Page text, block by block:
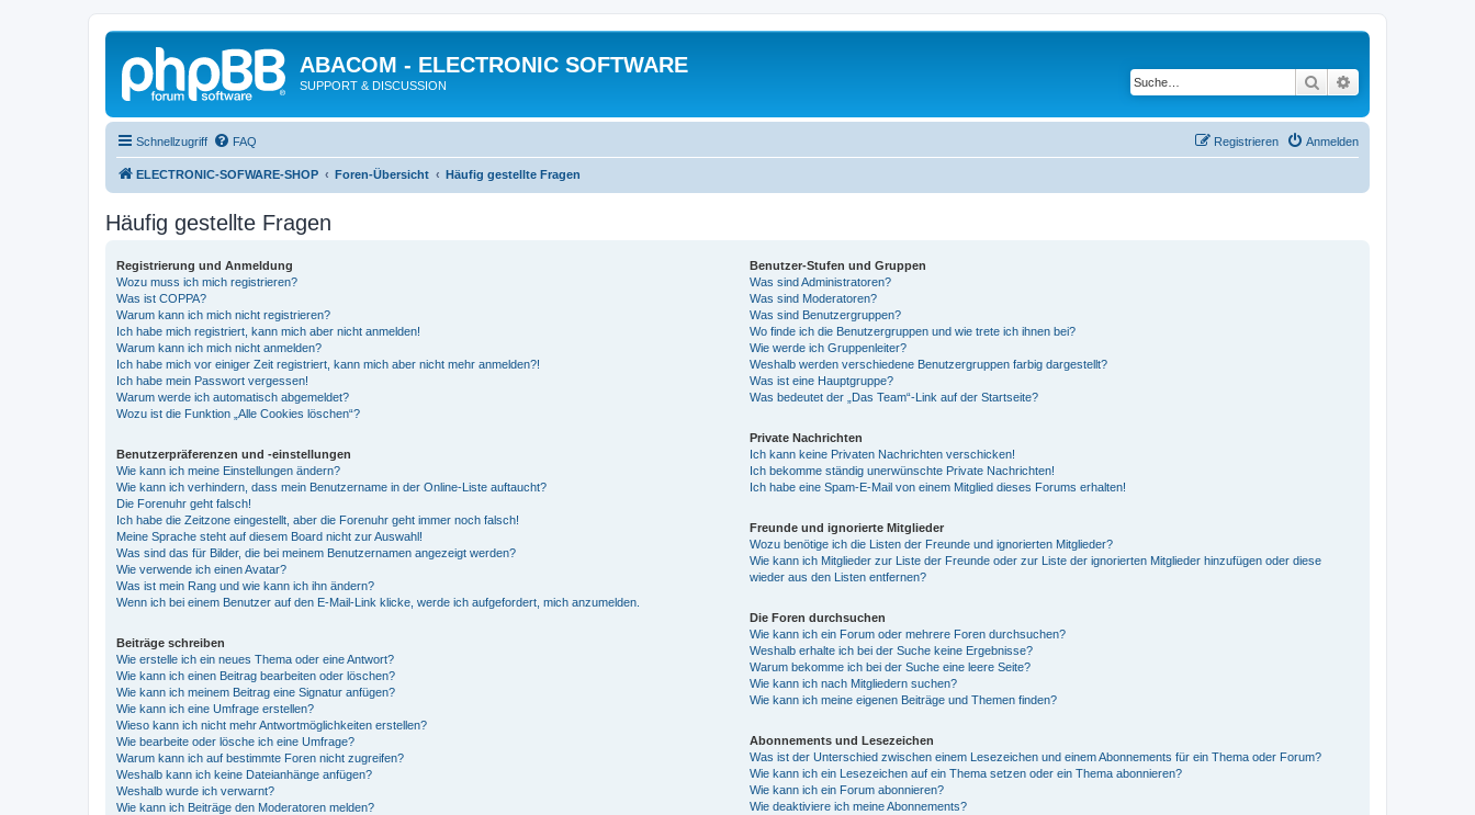
ABACOM - ELECTRONIC SOFTWARE
SUPPORT & DISCUSSION Suche
Schnellzugriff FAQ Anmelden
Registrieren
ELECTRONIC-SOFWARE-SHOP Foren-Übersicht Häufig gestellte Fragen
Häufig gestellte Fragen
Registrierung und Anmeldung
Wozu muss ich mich registrieren?
Was ist COPPA?
Warum kann ich mich nicht registrieren?
Ich habe mich registriert, kann mich aber nicht anmelden!
Warum kann ich mich nicht anmelden?
Ich habe mich vor einiger Zeit registriert, kann mich aber nicht mehr anmelden?!
Ich habe mein Passwort vergessen!
Warum werde ich automatisch abgemeldet?
Wozu ist die Funktion „Alle Cookies löschen“?
Benutzerpräferenzen und -einstellungen
Wie kann ich meine Einstellungen ändern?
Wie kann ich verhindern, dass mein Benutzername in der Online-Liste auftaucht?
Die Forenuhr geht falsch!
Ich habe die Zeitzone eingestellt, aber die Forenuhr geht immer noch falsch!
Meine Sprache steht auf diesem Board nicht zur Auswahl!
Was sind das für Bilder, die bei meinem Benutzernamen angezeigt werden?
Wie verwende ich einen Avatar?
Was ist mein Rang und wie kann ich ihn ändern?
Wenn ich bei einem Benutzer auf den E-Mail-Link klicke, werde ich aufgefordert, mich anzumelden.
Beiträge schreiben
Wie erstelle ich ein neues Thema oder eine Antwort?
Wie kann ich einen Beitrag bearbeiten oder löschen?
Wie kann ich meinem Beitrag eine Signatur anfügen?
Wie kann ich eine Umfrage erstellen?
Wieso kann ich nicht mehr Antwortmöglichkeiten erstellen?
Wie bearbeite oder lösche ich eine Umfrage?
Warum kann ich auf bestimmte Foren nicht zugreifen?
Weshalb kann ich keine Dateianhänge anfügen?
Weshalb wurde ich verwarnt?
Wie kann ich Beiträge den Moderatoren melden?
Benutzer-Stufen und Gruppen
Was sind Administratoren?
Was sind Moderatoren?
Was sind Benutzergruppen?
Wo finde ich die Benutzergruppen und wie trete ich ihnen bei?
Wie werde ich Gruppenleiter?
Weshalb werden verschiedene Benutzergruppen farbig dargestellt?
Was ist eine Hauptgruppe?
Was bedeutet der „Das Team“-Link auf der Startseite?
Private Nachrichten
Ich kann keine Privaten Nachrichten verschicken!
Ich bekomme ständig unerwünschte Private Nachrichten!
Ich habe eine Spam-E-Mail von einem Mitglied dieses Forums erhalten!
Freunde und ignorierte Mitglieder
Wozu benötige ich die Listen der Freunde und ignorierten Mitglieder?
Wie kann ich Mitglieder zur Liste der Freunde oder zur Liste der ignorierten Mitglieder hinzufügen oder diese
wieder aus den Listen entfernen?
Die Foren durchsuchen
Wie kann ich ein Forum oder mehrere Foren durchsuchen?
Weshalb erhalte ich bei der Suche keine Ergebnisse?
Warum bekomme ich bei der Suche eine leere Seite?
Wie kann ich nach Mitgliedern suchen?
Wie kann ich meine eigenen Beiträge und Themen finden?
Abonnements und Lesezeichen
Was ist der Unterschied zwischen einem Lesezeichen und einem Abonnements für ein Thema oder Forum?
Wie kann ich ein Lesezeichen auf ein Thema setzen oder ein Thema abonnieren?
Wie kann ich ein Forum abonnieren?
Wie deaktiviere ich meine Abonnements?